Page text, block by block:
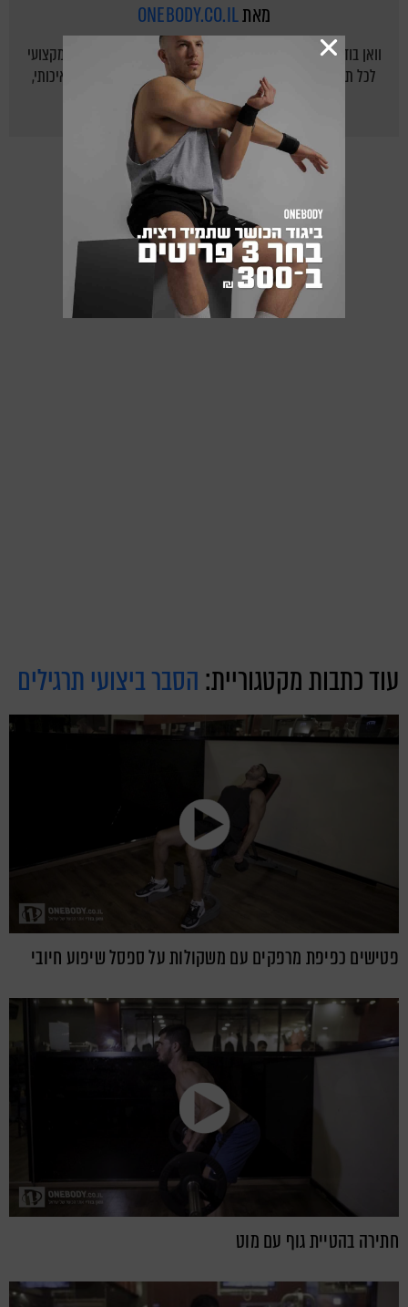
מאתONEBODY.CO.IL
וואן בודי - אתר הכושר של ישראל: יוצרים לישראלים בית חם ומקצועי
לכל תחום הכושר, תזונה נכונה ואורח חיים בריא על ידי תוכן איכותי,
מקצועי, צעיר ומעניין.
עוד כתבות מקטגוריית: הסבר ביצועי תרגילים
פטישים כפיפת מרפקים עם משקולות על ספסל שיפוע חיובי
חתירה בהטיית גוף עם מוט